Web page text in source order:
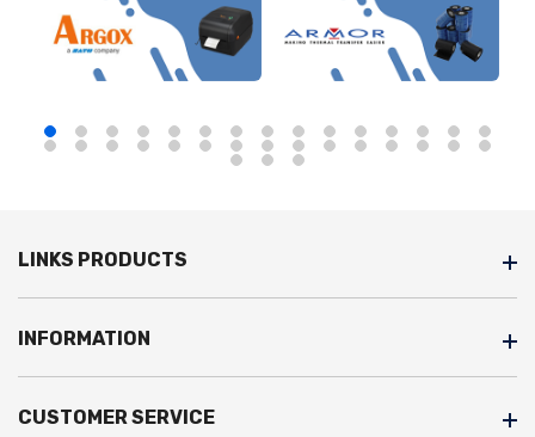
LINKS PRODUCTS
INFORMATION
CUSTOMER SERVICE